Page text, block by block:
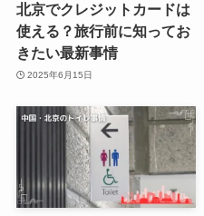
北京でクレジットカードは
使える？旅行前に知ってお
きたい最新事情
2025年6月15日